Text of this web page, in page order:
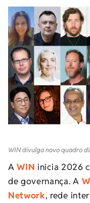
WIN divulga novo quadro
AWIN inicia 2026
de governança. A
Network, rede